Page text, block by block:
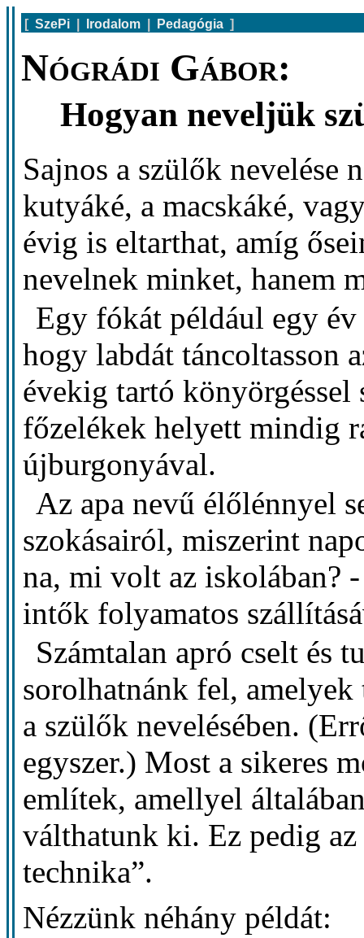
[ SzePi Irodalom Pedagógia ]
Nógrádi Gábor:
Hogyan neveljük
Sajnos a szülők nevelése
kutyáké, a macskáké,
évig is eltarthat, amíg
nevelnek minket, hanem
Egy fókát például egy
hogy labdát táncoltasson
évekig tartó
főzelékek helyett mindig
újburgonyával.
Az apa nevű élőlénnyel
szokásairól, miszerint
na, mi volt az iskolában?
intők folyamatos
Számtalan apró cselt és
sorolhatnánk fel,
a szülők nevelésében.
egyszer.) Most a sikeres
említek, amellyel
válthatunk ki. Ez pedig
technika”.
Nézzünk néhány példát: